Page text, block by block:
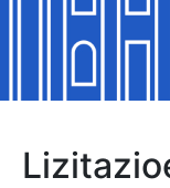
Erakutsi/
Erakutsi/
Erakutsi/